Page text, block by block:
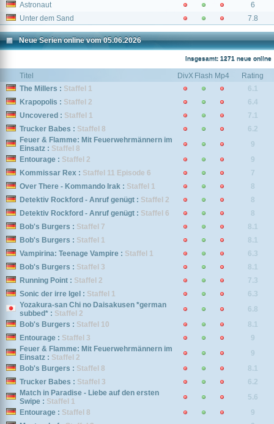
Astronaut
6
Unter dem Sand
7.8
Neue Serien online vom 05.06.2026
Insgesamt: 1271 neue online
Titel DivX Flash Mp4
Rating
The Millers : Staffel 1
6.1
Krapopolis : Staffel 2
6.4
Uncovered : Staffel 1
7.1
Trucker Babes : Staffel 8
6.2
Feuer & Flamme: Mit Feuerwehrmännern im
Einsatz : Staffel 8
9
Entourage : Staffel 2
9
Kommissar Rex : Staffel 11 Episode 6
7
Over There - Kommando Irak : Staffel 1
8
Detektiv Rockford - Anruf genügt : Staffel 2
8
Detektiv Rockford - Anruf genügt : Staffel 6
8
Bob's Burgers : Staffel 7
8.1
Bob's Burgers : Staffel 1
8.1
Vampirina: Teenage Vampire : Staffel 1
6.3
Bob's Burgers : Staffel 3
8.1
Running Point : Staffel 2
7.3
Sonic der irre Igel : Staffel 1
6.3
Yozakura-san Chi no Daisakusen *german
subbed* : Staffel 2
6.8
Bob's Burgers : Staffel 10
8.1
Entourage : Staffel 3
9
Feuer & Flamme: Mit Feuerwehrmännern im
Einsatz : Staffel 2
9
Bob's Burgers : Staffel 8
8.1
Trucker Babes : Staffel 3
6.2
Match in Paradise - Liebe auf den ersten
Swipe : Staffel 1
5.6
Entourage : Staffel 8
9